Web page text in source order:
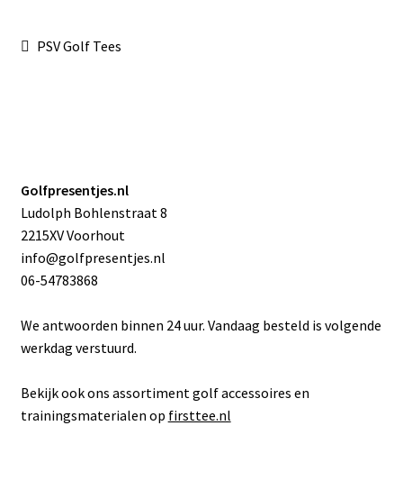
Bericht
Vorig
PSV Golf Tees
Golfpresentjes.nl
Ludolph Bohlenstraat 8
2215XV Voorhout
info@golfpresentjes.nl
06-54783868
We antwoorden binnen 24 uur. Vandaag besteld is volgende
werkdag verstuurd.
Bekijk ook ons assortiment golf accessoires en
trainingsmaterialen op firsttee.nl